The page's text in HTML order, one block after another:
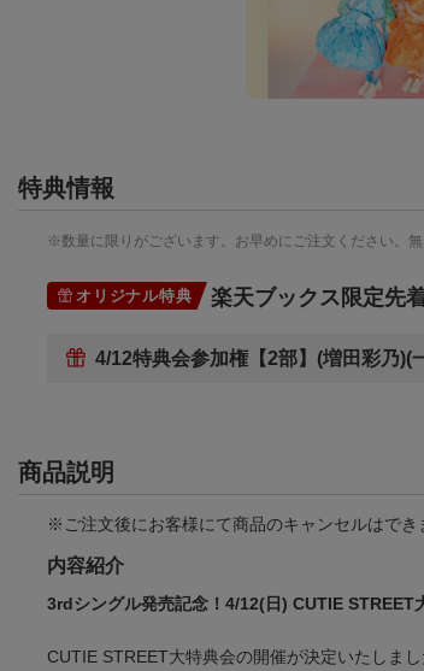
特典情報
※数量に限りがございます。お早めにご注文ください。
オリジナル特典 楽天ブックス限定先
4/12特典会参加権【2部】(増田彩乃)(
商品説明
※ご注文後にお客様にて商品のキャンセルはでき
内容紹介
3rdシングル発売記念！4/12(日) CUTIE STREET
CUTIE STREET大特典会の開催が決定いたしま